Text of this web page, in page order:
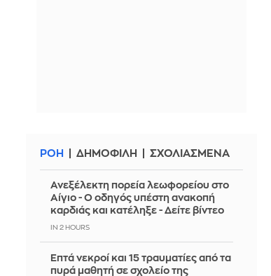
ΡΟΗ ΔΗΜΟΦΙΛΗ ΣΧΟΛΙΑΣΜΕΝΑ
Ανεξέλεκτη πορεία λεωφορείου στο
Αίγιο - Ο οδηγός υπέστη ανακοπή
καρδιάς και κατέληξε - Δείτε βίντεο
IN 2 HOURS
Επτά νεκροί και 15 τραυματίες από τα
πυρά μαθητή σε σχολείο της